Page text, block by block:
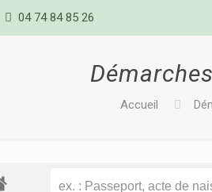
04 74 84 85 26
Accueil